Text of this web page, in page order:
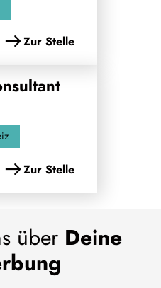
Zur Stelle
Zur Stelle
über Deine